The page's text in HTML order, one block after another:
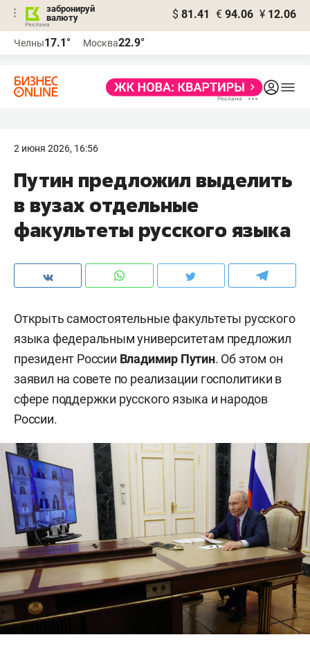
забронируй
валюту
$ 81.41 € 94.06 ¥ 12.06
Челны17.1° Москва22.9°
2 июня 2026, 16:56
Путин предложил выделить
в вузах отдельные
факультеты русского языка
Открыть самостоятельные факультеты русского
языка федеральным университетам предложил
президент России Владимир Путин. Об этом он
заявил на совете по реализации госполитики в
сфере поддержки русского языка и народов
России.